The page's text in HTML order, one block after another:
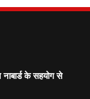
के सहयोग से